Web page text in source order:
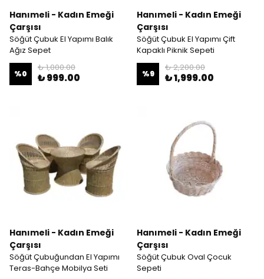
Hanımeli - Kadın Emeği
Çarşısı
Söğüt Çubuk El Yapımı Balık
Ağız Sepet
%0
₺ 1,000.00
₺ 999.00
Hanımeli - Kadın Emeği
Çarşısı
Söğüt Çubuk El Yapımı Çift
Kapaklı Piknik Sepeti
%9
₺ 2,200.00
₺ 1,999.00
Hanımeli - Kadın Emeği
Çarşısı
Söğüt Çubuğundan El Yapımı
Teras-Bahçe Mobilya Seti
Hanımeli - Kadın Emeği
Çarşısı
Söğüt Çubuk Oval Çocuk
Sepeti